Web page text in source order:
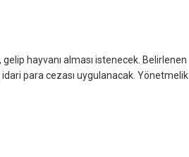
hayvanı alması istenecek. Belirlenen
para cezası uygulanacak. Yönetmelik